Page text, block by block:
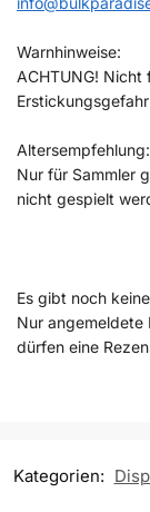
Warnhinweise:
ACHTUNG! Nicht
Nur für Sammler
nicht gespielt
Es gibt noch
Nur angemeldete
dürfen eine
Kategorien: